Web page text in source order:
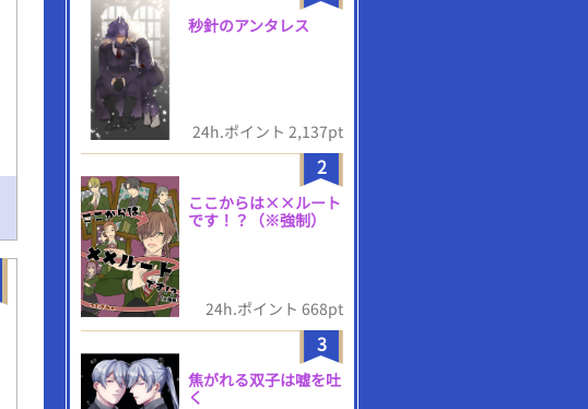
秒針のアンタレス
24h.ポイント 2,137pt
2
ここからは××ルート
です！？（※強制）
24h.ポイント 668pt
3
焦がれる双子は嘘を吐
く